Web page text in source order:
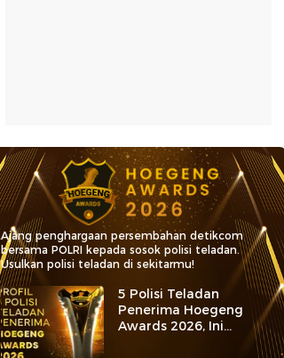
Ajang penghargaan persembahan detikcom
bersama POLRI kepada sosok polisi teladan.
Usulkan polisi teladan di sekitarmu!
5 Polisi Teladan
Penerima Hoegeng
Awards 2026, Ini
Kategori dan Kiprahnya